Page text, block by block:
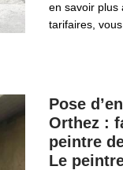
en savoir plus
tarifaires, vous
Pose
Orthez :
peintre
Le